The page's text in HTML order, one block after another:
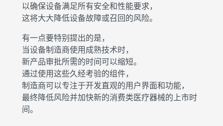
以确保设备满足所有安全和性能要求，
这将大大降低设备故障或召回的风险。
有一点要特别提出的是，
当设备制造商使用成熟技术时，
新产品审批所需的时间可以缩短。
通过使用这些久经考验的组件，
制造商可以专注于开发直观的用户界面和功能，
最终降低风险并加快新的消费类医疗器械的上市时
间。